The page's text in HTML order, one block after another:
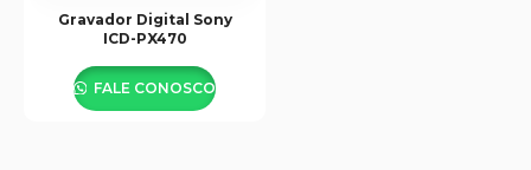
Gravador Digital Sony
ICD-PX470
FALE CONOSCO